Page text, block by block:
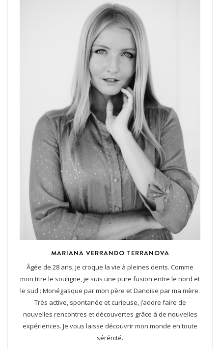
MARIANA VERRANDO TERRANOVA
Âgée de 28 ans, je croque la vie à pleines dents. Comme
mon titre le souligne, je suis une pure fusion entre le nord et
le sud : Monégasque par mon père et Danoise par ma mère.
Très active, spontanée et curieuse, j’adore faire de
nouvelles rencontres et découvertes grâce à de nouvelles
expériences. Je vous laisse découvrir mon monde en toute
sérénité.